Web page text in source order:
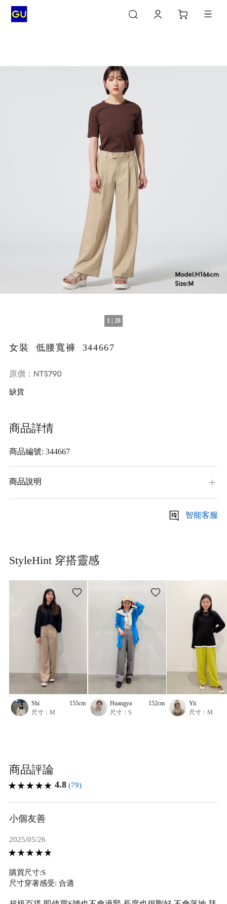
1 | 28
女裝 低腰寬褲 344667
原價： NT$790
缺貨
商品詳情
商品編號: 344667
商品說明
智能客服
StyleHint 穿搭靈感
Shi
155cm
尺寸：M
Huangya
152cm
尺寸：S
Yii
尺寸：M
商品評論
4.8 (79)
小個友善
2025/05/26
購買尺寸:S
尺寸穿著感受: 合適